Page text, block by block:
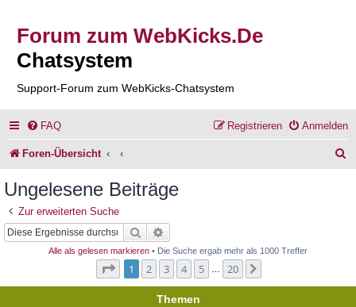
Forum zum WebKicks.De
Chatsystem
Support-Forum zum WebKicks-Chatsystem
FAQ Anmelden
Registrieren
Foren-Übersicht
Ungelesene Beiträge
Zur erweiterten Suche
Suche
Alle als gelesen markieren • Die Suche ergab mehr als 1000 Treffer
Seite von
1 2 3 4 5 20
Themen